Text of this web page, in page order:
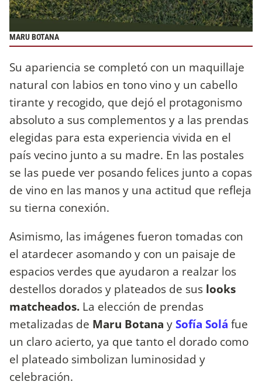
MARU BOTANA
Su apariencia se completó con un maquillaje
natural con labios en tono vino y un cabello
tirante y recogido, que dejó el protagonismo
absoluto a sus complementos y a las prendas
elegidas para esta experiencia vivida en el
país vecino junto a su madre. En las postales
se las puede ver posando felices junto a copas
de vino en las manos y una actitud que refleja
su tierna conexión.
Asimismo, las imágenes fueron tomadas con
el atardecer asomando y con un paisaje de
espacios verdes que ayudaron a realzar los
destellos dorados y plateados de sus looks
matcheados. La elección de prendas
metalizadas de Maru Botana ySofía Solá fue
un claro acierto, ya que tanto el dorado como
el plateado simbolizan luminosidad y
celebración.